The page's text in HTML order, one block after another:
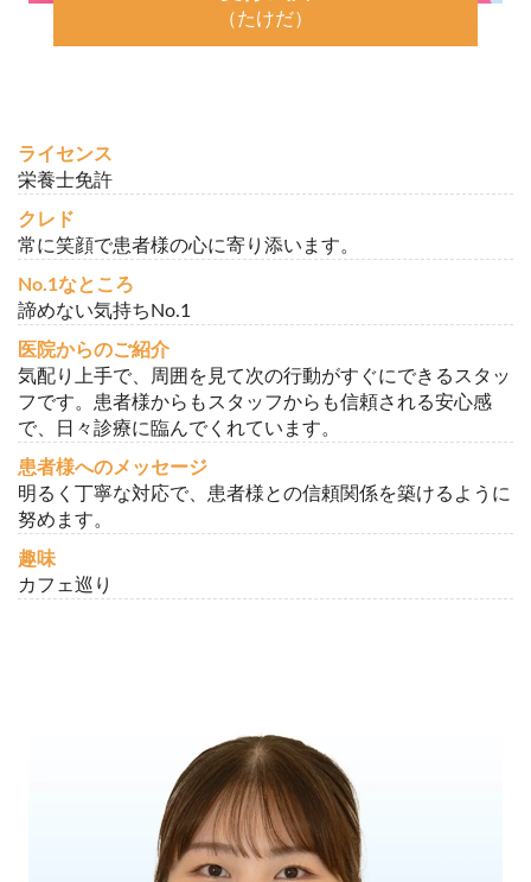
（たけだ）
ライセンス
栄養士免許
クレド
常に笑顔で患者様の心に寄り添います。
No.1なところ
諦めない気持ちNo.1
医院からのご紹介
気配り上手で、周囲を見て次の行動がすぐにできるスタッ
フです。患者様からもスタッフからも信頼される安心感
で、日々診療に臨んでくれています。
患者様へのメッセージ
明るく丁寧な対応で、患者様との信頼関係を築けるように
努めます。
趣味
カフェ巡り